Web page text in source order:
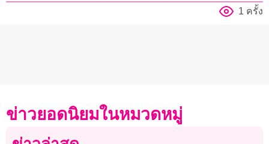
1 ครั้ง
ข่าวยอดนิยมในหมวดหมู่